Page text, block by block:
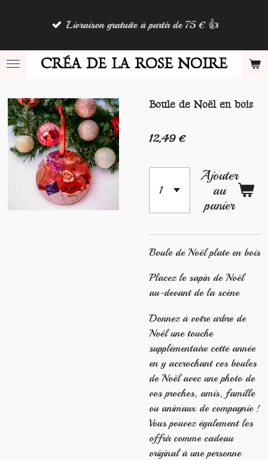
principalCRÉA DE LA ROSE NOIRE
Livraison gratuite à partir de 75 € 👍
Boule de Noël en bois
12,49 €
Ajouter
au
panier
Boule de Noël plate en bois
Placez le sapin de Noël
au-devant de la scène
Donnez à votre arbre de
Noël une touche
supplémentaire cette année
en y accrochant ces boules
de Noël avec une photo de
vos proches, amis, famille
ou animaux de compagnie !
Vous pouvez également les
offrir comme cadeau
original à une personne